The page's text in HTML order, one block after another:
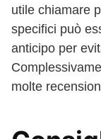
utile chiamare
specifici può
anticipo per
molte